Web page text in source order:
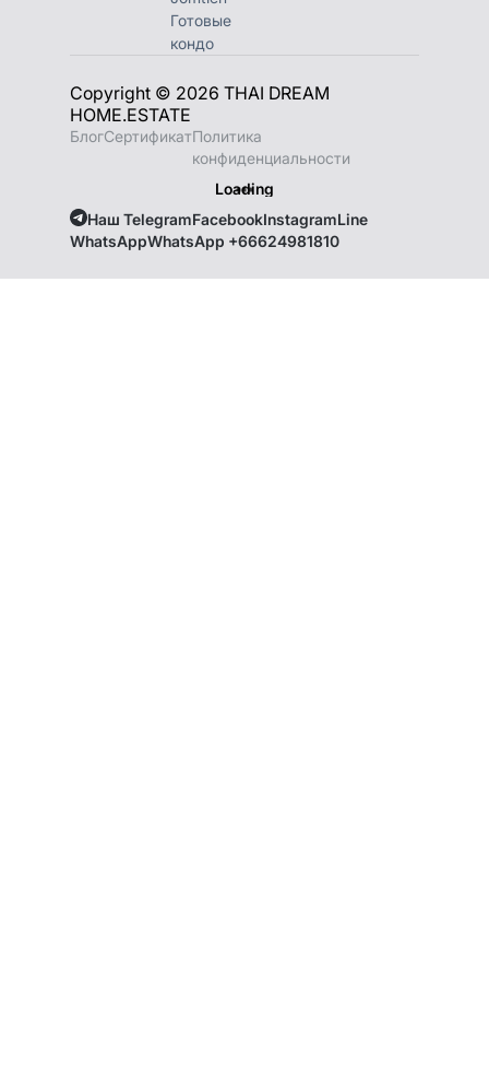
Готовые
кондо
Copyright © 2026 THAI DREAM
HOME.ESTATE
БлогСертификатПолитика
конфиденциальности
Loading
Наш TelegramFacebookInstagramLine
WhatsAppWhatsApp +66624981810